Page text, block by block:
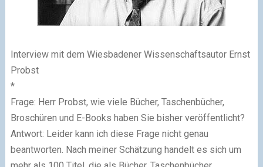
Interview mit dem Wiesbadener Wissenschaftsautor Ernst
Probst
*
Frage: Herr Probst, wie viele Bücher, Taschenbücher,
Broschüren und E-Books haben Sie bisher veröffentlicht?
Antwort: Leider kann ich diese Frage nicht genau
beantworten. Nach meiner Schätzung handelt es sich um